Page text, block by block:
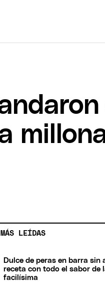
LEÍDAS
Dulce de peras en barra sin
receta con todo el sabor de
facilísima